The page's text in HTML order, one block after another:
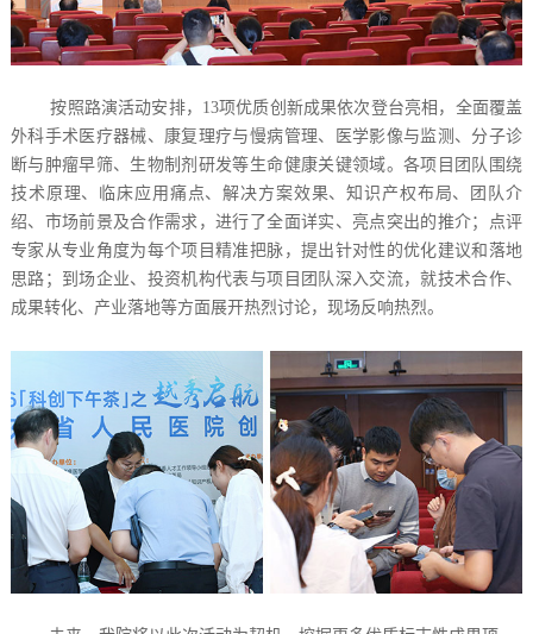
按照路演活动安排，13项优质创新成果依次登台亮相，全面覆盖
外科手术医疗器械、康复理疗与慢病管理、医学影像与监测、分子诊
断与肿瘤早筛、生物制剂研发等生命健康关键领域。各项目团队围绕
技术原理、临床应用痛点、解决方案效果、知识产权布局、团队介
绍、市场前景及合作需求，进行了全面详实、亮点突出的推介；点评
专家从专业角度为每个项目精准把脉，提出针对性的优化建议和落地
思路；到场企业、投资机构代表与项目团队深入交流，就技术合作、
成果转化、产业落地等方面展开热烈讨论，现场反响热烈。